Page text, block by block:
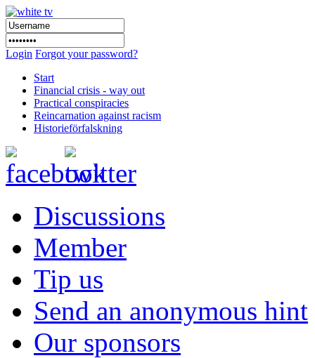
Login Forgot your password?
Start
Financial crisis - way out
Practical conspiracies
Reincarnation against racism
Historieförfalskning
Discussions
Member
Tip us
Send an anonymous hint
Our sponsors